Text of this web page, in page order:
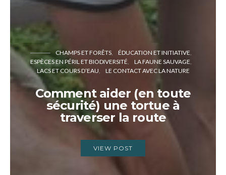
CHAMPS ET FORÊTS
ÉDUCATION ET INITIATIVE
ESPÈCES EN PÉRIL ET BIODIVERSITÉ
LA FAUNE SAUVAGE
LACS ET COURS D’EAU
LE CONTACT AVEC LA NATURE
Comment aider (en toute
sécurité) une tortue à
traverser la route
VIEW POST